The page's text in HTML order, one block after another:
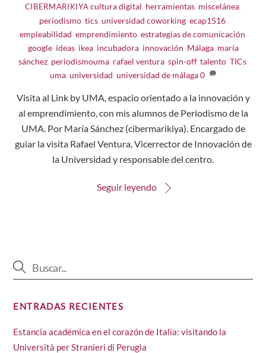
CIBERMARIKIYA cultura digital herramientas miscelánea
periodismo, tics, universidad coworking, ecap1516,
empleabilidad emprendimiento, estrategias de comunicación
google, ideas, ikea, incubadora, innovación Málaga, maría
sánchez, periodismouma, rafael ventura, spin-off, talento, TICs,
uma, universidad universidad de málaga0
Visita al Link by UMA, espacio orientado a la innovación y
al emprendimiento, con mis alumnos de Periodismo de la
UMA. Por María Sánchez (cibermarikiya). Encargado de
guiar la visita Rafael Ventura, Vicerrector de Innovación de
la Universidad y responsable del centro.
Seguir leyendo
ENTRADAS RECIENTES
Estancia académica en el corazón de Italia: visitando la
Università per Stranieri di Perugia